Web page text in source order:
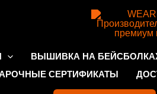
ВЫШИВКА НА
СЕРТИФИКАТЫ